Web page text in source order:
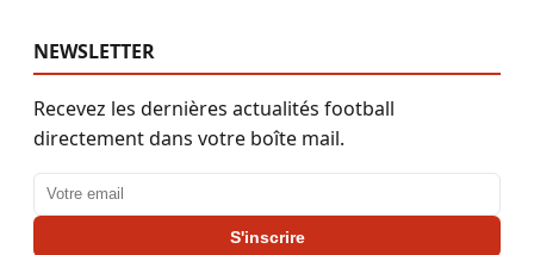
NEWSLETTER
Recevez les dernières actualités football
directement dans votre boîte mail.
Adresse email
S'inscrire